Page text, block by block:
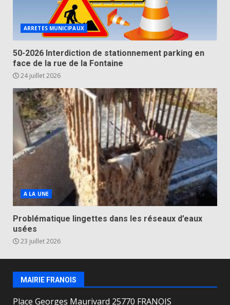
ARRETES MUNICIPAUX
50-2026 Interdiction de stationnement parking en
face de la rue de la Fontaine
24 juillet 2026
A LA UNE
Problématique lingettes dans les réseaux d’eaux
usées
23 juillet 2026
MAIRIE FRANOIS
Place Georges Maurivard 25770 FRANOIS